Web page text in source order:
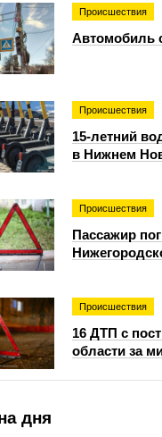
Происшествия
Автомобиль
Происшествия
15-летний
в Нижнем
Происшествия
Пассажир
Происшествия
16 ДТП с
области за
дня